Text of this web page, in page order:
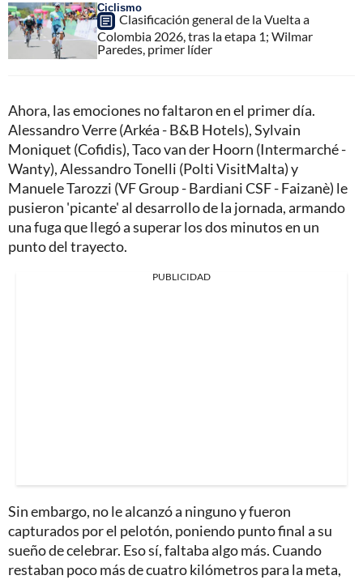
Ciclismo
Clasificación general de la Vuelta a
Colombia 2026, tras la etapa 1; Wilmar
Paredes, primer líder
Ahora, las emociones no faltaron en el primer día.
Alessandro Verre (Arkéa - B&B Hotels), Sylvain
Moniquet (Cofidis), Taco van der Hoorn (Intermarché -
Wanty), Alessandro Tonelli (Polti VisitMalta) y
Manuele Tarozzi (VF Group - Bardiani CSF - Faizanè) le
pusieron 'picante' al desarrollo de la jornada, armando
una fuga que llegó a superar los dos minutos en un
punto del trayecto.
PUBLICIDAD
Sin embargo, no le alcanzó a ninguno y fueron
capturados por el pelotón, poniendo punto final a su
sueño de celebrar. Eso sí, faltaba algo más. Cuando
restaban poco más de cuatro kilómetros para la meta,